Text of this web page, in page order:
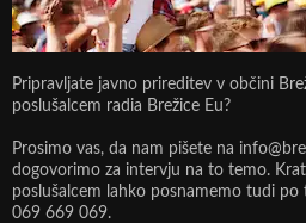
Pripravljate javno prireditev v občini
poslušalcem radia Brežice Eu?
Prosimo vas, da nam pišete na
dogovorimo za intervju na to temo.
poslušalcem lahko posnamemo tudi po
069 669 069.